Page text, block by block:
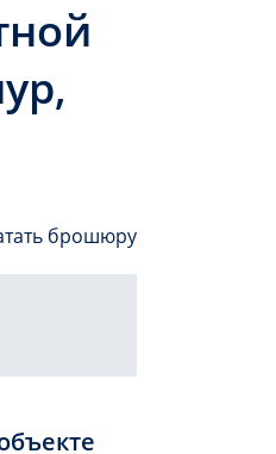
брошюру